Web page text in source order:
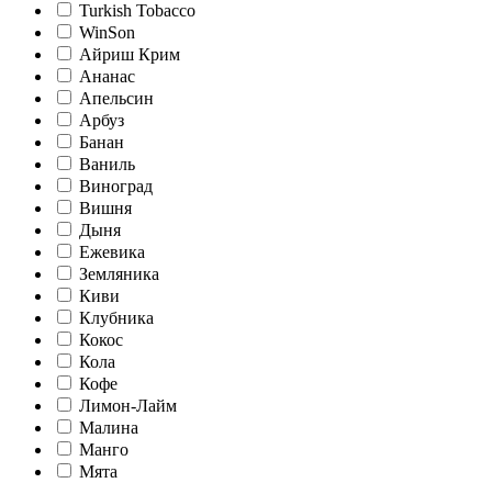
Turkish Tobacco
WinSon
Айриш Крим
Ананас
Апельсин
Арбуз
Банан
Ваниль
Виноград
Вишня
Дыня
Ежевика
Земляника
Киви
Клубника
Кокос
Кола
Кофе
Лимон-Лайм
Малина
Манго
Мята